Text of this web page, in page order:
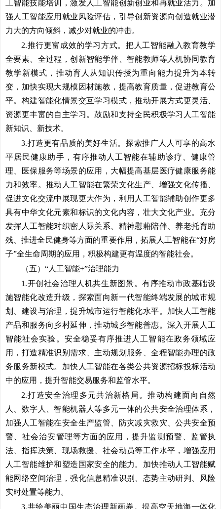
工智能技能培训，激发人工智能创新创业和再就业活力。加
强人工智能应用就业风险评估，引导创新资源向创造就业潜
力大的方向倾斜，减少对就业的冲击。
2.推行更富成效的学习方式。 把人工智能融入教育教学
全要素、全过程，创新智能学伴、智能教师等人机协同教育
教学新模式，推动育人从知识传授为重向能力提升为本转
变，加快实现大规模因材施教，提高教育质量，促进教育公
平。构建智能化情景交互学习模式，推动开展方式更灵活、
资源更丰富的自主学习。鼓励和支持全民积极学习人工智能
新知识、新技术。
3.打造更有品质的美好生活。 探索推广人人可享的高水
平居民健康助手，有序推动人工智能在辅助诊疗、健康管
理、医保服务等场景的应用，大幅提高基层医疗健康服务能
力和效率。推动人工智能在繁荣文化生产、增强文化传播、
促进文化交流中展现更大作为，利用人工智能辅助创作更多
具有中华文化元素和标识的文化内容，壮大文化产业。充分
发挥人工智能对织密人际关系、精神慰藉陪伴、养老托育助
残、推进全民健身等方面的重要作用，拓展人工智能在“好房
子”全生命周期的应用，积极构建更有温度的智能社会。
（五）“人工智能+”治理能力
1.开创社会治理人机共生新图景。有序推动市政基础设
施智能化改造升级，探索面向新一代智能终端发展的城市规
划、建设与治理，提升城市运行智能化水平。加快人工智能
产品和服务向乡村延伸，推动城乡智能普惠。深入开展人工
智能社会实验。安全稳妥有序推进人工智能在政务领域应
用，打造精准识别需求、主动规划服务、全程智能办理的政
务服务新模式。加快人工智能在各类公共资源招标投标活动
中的应用，提升智能交易服务和监管水平。
2.打造安全治理多元共治新格局。推动构建面向自然
人、数字人、智能机器人等多元一体的公共安全治理体系，
加强人工智能在安全生产监管、防灾减灾救灾、公共安全预
警、社会治安管理等方面的应用，提升监测预警、监管执
法、指挥决策、现场救援、社会动员等工作水平，增强应用
人工智能维护和塑造国家安全的能力。加快推动人工智能赋
能网络空间治理，强化信息精准识别、态势主动研判、风险
实时处置等能力。
3.共绘美丽中国生态治理新画卷。提高空天地海一体化